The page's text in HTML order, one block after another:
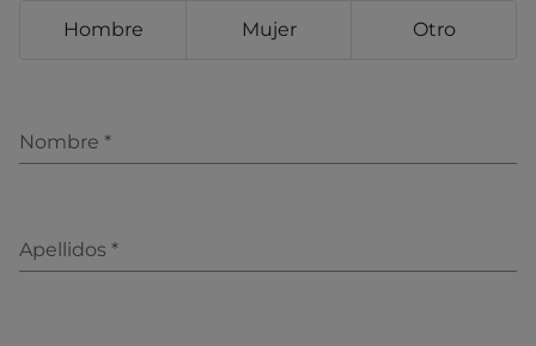
Hombre Mujer Otro
Nombre *
Apellidos *